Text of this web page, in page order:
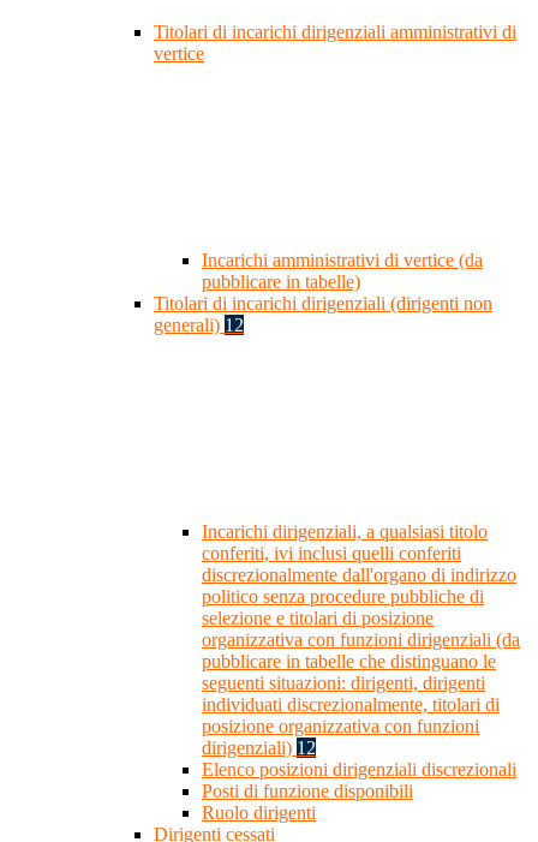
Titolari di incarichi dirigenziali amministrativi di
vertice
Incarichi amministrativi di vertice (da
pubblicare in tabelle)
Titolari di incarichi dirigenziali (dirigenti non
generali) 12
Incarichi dirigenziali, a qualsiasi titolo
conferiti, ivi inclusi quelli conferiti
discrezionalmente dall'organo di indirizzo
politico senza procedure pubbliche di
selezione e titolari di posizione
organizzativa con funzioni dirigenziali (da
pubblicare in tabelle che distinguano le
seguenti situazioni: dirigenti, dirigenti
individuati discrezionalmente, titolari di
posizione organizzativa con funzioni
dirigenziali) 12
Elenco posizioni dirigenziali discrezionali
Posti di funzione disponibili
Ruolo dirigenti
Dirigenti cessati